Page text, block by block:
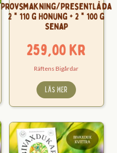
Provsmakning/Presentlåda
2 * 110 g Honung + 2 * 100 g
Senap
259,00kr
Räftens Bigårdar
LÄS MER